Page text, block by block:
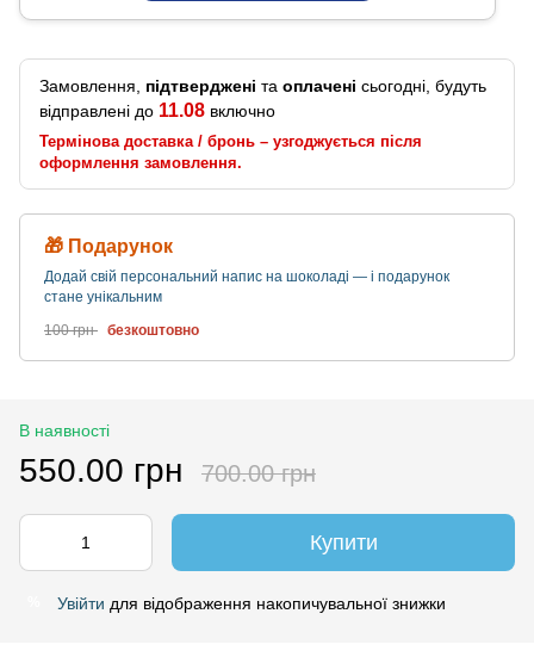
Замовлення, підтверджені та оплачені сьогодні, будуть
відправлені до 11.08 включно
Термінова доставка / бронь – узгоджується після
оформлення замовлення.
🎁 Подарунок
Додай свій персональний напис на шоколаді — і подарунок
стане унікальним
100 грн безкоштовно
В наявності
550.00 грн 700.00 грн
Купити
Увійти для відображення накопичувальної знижки